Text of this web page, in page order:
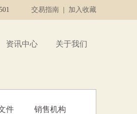
交易指南 加入收藏
资讯中心 关于我们
件 销售机构